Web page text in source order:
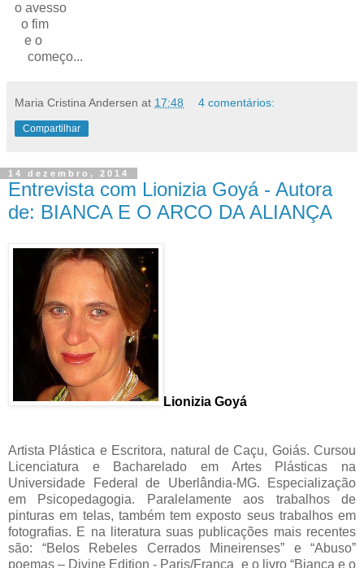
o avesso
o fim
e o
começo...
Maria Cristina Andersen at 17:48 4 comentários:
Compartilhar
14 dezembro, 2014
Entrevista com Lionizia Goyá - Autora
de: BIANCA E O ARCO DA ALIANÇA
Lionizia Goyá
Artista Plástica e Escritora, natural de Caçu, Goiás. Cursou
Licenciatura e Bacharelado em Artes Plásticas na
Universidade Federal de Uberlândia-MG. Especialização
em Psicopedagogia. Paralelamente aos trabalhos de
pinturas em telas, também tem exposto seus trabalhos em
fotografias. E na literatura suas publicações mais recentes
são: “Belos Rebeles Cerrados Mineirenses” e “Abuso”
poemas – Divine Edition - Paris/França e o livro “Bianca e o